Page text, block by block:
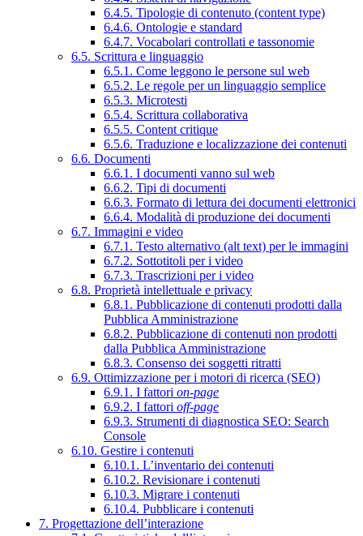
6.4.5. Tipologie di contenuto (content type)
6.4.6. Ontologie e standard
6.4.7. Vocabolari controllati e tassonomie
6.5. Scrittura e linguaggio
6.5.1. Come leggono le persone sul web
6.5.2. Le regole per un linguaggio semplice
6.5.3. Microtesti
6.5.4. Scrittura collaborativa
6.5.5. Content critique
6.5.6. Traduzione e localizzazione dei contenuti
6.6. Documenti
6.6.1. I documenti vanno sul web
6.6.2. Tipi di documenti
6.6.3. Formato di lettura dei documenti elettronici
6.6.4. Modalità di produzione dei documenti
6.7. Immagini e video
6.7.1. Testo alternativo (alt text) per le immagini
6.7.2. Sottotitoli per i video
6.7.3. Trascrizioni per i video
6.8. Proprietà intellettuale e privacy
6.8.1. Pubblicazione di contenuti prodotti dalla
Pubblica Amministrazione
6.8.2. Pubblicazione di contenuti non prodotti
dalla Pubblica Amministrazione
6.8.3. Consenso dei soggetti ritratti
6.9. Ottimizzazione per i motori di ricerca (SEO)
6.9.1. I fattori on-page
6.9.2. I fattori off-page
6.9.3. Strumenti di diagnostica SEO: Search
Console
6.10. Gestire i contenuti
6.10.1. L’inventario dei contenuti
6.10.2. Revisionare i contenuti
6.10.3. Migrare i contenuti
6.10.4. Pubblicare i contenuti
7. Progettazione dell’interazione